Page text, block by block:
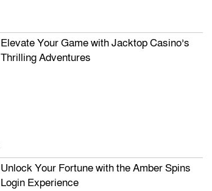
Elevate Your Game with Jacktop Casino’s
Thrilling Adventures
Unlock Your Fortune with the Amber Spins
Login Experience